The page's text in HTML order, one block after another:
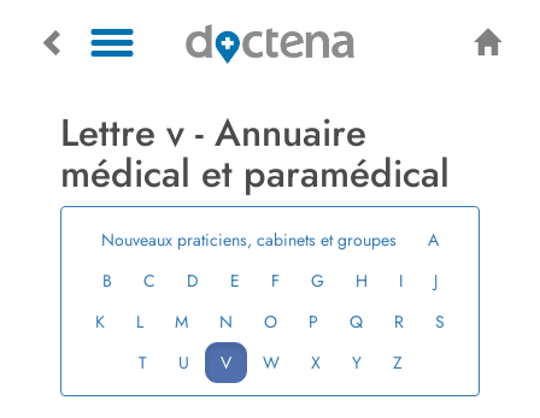
Lettre v ­- Annuaire
médical et paramédical
Nouveaux praticiens, cabinets et groupes
A
B
C D E F G H I
J
K
L M N O P Q R
S
T
U V W X Y Z